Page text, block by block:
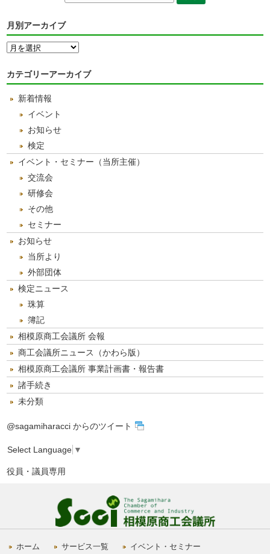
月別アーカイブ
月
ー
イ
カテゴリーアーカイブ
新着情報
イベント
お知らせ
検定
イベント・セミナー（当所主催）
交流会
研修会
その他
セミナー
お知らせ
当所より
外部団体
検定ニュース
珠算
簿記
相模原商工会議所 会報
商工会議所ニュース（かわら版）
相模原商工会議所 事業計画書・報告書
諸手続き
未分類
@sagamiharacci からのツイート
Select Language ▼
役員・議員専用
ホーム サービス一覧 イベント・セミナー